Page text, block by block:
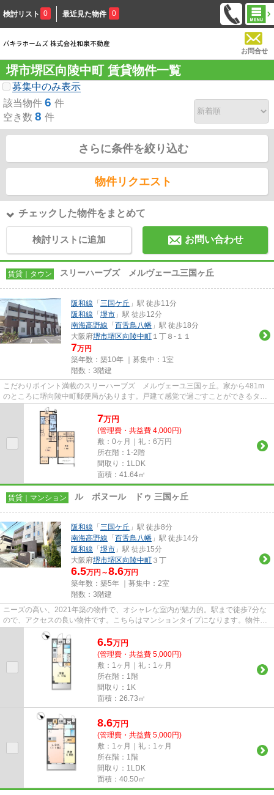
検討リスト 0 最近見た物件 0
お問合せ
堺市堺区向陵中町 賃貸物件一覧
募集中のみ表示
該当物件 6 件
空き数 8 件
さらに条件を絞り込む
物件リクエスト
チェックした物件をまとめて
検討リストに追加 お問い合わせ
賃貸｜タウン スリーハーブズ メルヴェーユ三国ヶ丘
阪和線 「 三国ケ丘 」駅 徒歩11分
阪和線 「 堺市 」駅 徒歩12分
南海高野線 「 百舌鳥八幡 」駅 徒歩18分
大阪府堺市堺区向陵中町 １丁８-１１
7万円
築年数：築10年 ｜募集中： 1室
階数：3階建
こだわりポイント満載のスリーハーブズ メルヴェーユ三国ヶ丘。家から481m
のところに堺向陵中町郵便局があります。戸建て感覚で過ごすことができるタウ
ンハウスタイプです。平成28年...
7万円
(管理費・共益費 4,000円)
敷：0ヶ月｜礼：6万円
所在階：1-2階
間取り：1LDK
面積：41.64㎡
賃貸｜マンション ル ボヌール ドゥ 三国ヶ丘
阪和線 「 三国ケ丘 」駅 徒歩8分
南海高野線 「 百舌鳥八幡 」駅 徒歩14分
阪和線 「 堺市 」駅 徒歩15分
大阪府堺市堺区向陵中町 ３丁
6.5万円～8.6万円
築年数：築5年 ｜募集中： 2室
階数：3階建
ニーズの高い、2021年築の物件で、オシャレな室内が魅力的。駅まで徒歩7分な
ので、アクセスの良い物件です。こちらはマンションタイプになります。物件を
お探しなら、当社が取り扱う物...
6.5万円
(管理費・共益費 5,000円)
敷：1ヶ月｜礼：1ヶ月
所在階：1階
間取り：1K
面積：26.73㎡
8.6万円
(管理費・共益費 5,000円)
敷：1ヶ月｜礼：1ヶ月
所在階：1階
間取り：1LDK
面積：40.50㎡